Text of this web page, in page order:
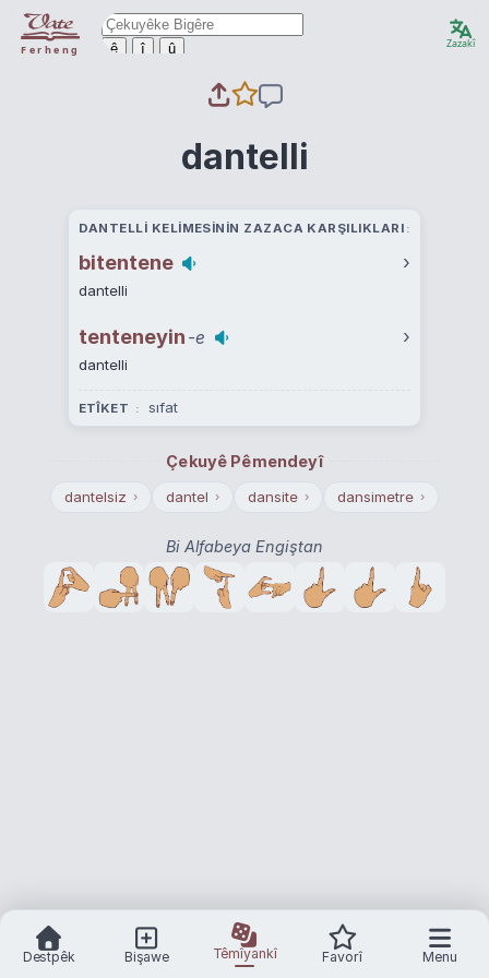
Ferheng ê î û Zazakî
dantelli
DANTELLI KELIMESININ ZAZACA KARŞILIKLARI
bitentene ›
dantelli
tenteneyin -e ›
dantelli
ETÎKET sıfat
Çekuyê Pêmendeyî
dantelsiz › dantel › dansite › dansimetre ›
Bi Alfabeya Engiştan
Destpêk Bişawe Têmîyankî Favorî Menu